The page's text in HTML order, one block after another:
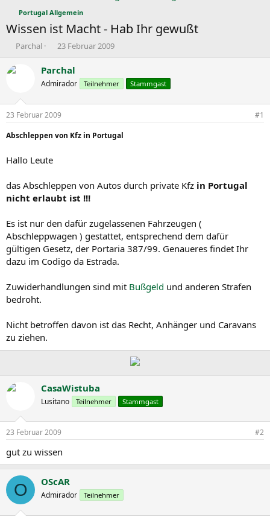
Portugal Allgemein
Wissen ist Macht - Hab Ihr gewußt
E
s
e
r
Parchal
E
s
t
e
l
t
a
23 Februar 2009
Parchal
Admirador Teilnehmer Stammgast
23 Februar 2009
#1
Abschleppen von Kfz in Portugal
Hallo Leute
das Abschleppen von Autos durch private Kfz in Portugal
nicht erlaubt ist !!!
Es ist nur den dafür zugelassenen Fahrzeugen (
Abschleppwagen ) gestattet, entsprechend dem dafür
gültigen Gesetz, der Portaria 387/99. Genaueres findet Ihr
dazu im Codigo da Estrada.
Zuwiderhandlungen sind mit Bußgeld und anderen Strafen
bedroht.
Nicht betroffen davon ist das Recht, Anhänger und Caravans
zu ziehen.
CasaWistuba
Lusitano Teilnehmer Stammgast
23 Februar 2009 #2
gut zu wissen
O OScAR
Admirador Teilnehmer